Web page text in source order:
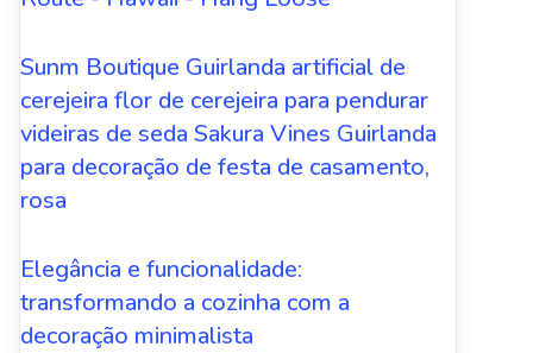
Sunm Boutique Guirlanda artificial de
cerejeira flor de cerejeira para pendurar
videiras de seda Sakura Vines Guirlanda
para decoração de festa de casamento,
rosa
Elegância e funcionalidade:
transformando a cozinha com a
decoração minimalista